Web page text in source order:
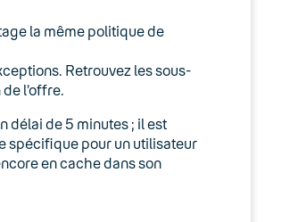
la même politique de
Retrouvez les sous-
l’offre.
délai de 5 minutes ; il est
spécifique pour un utilisateur
en cache dans son